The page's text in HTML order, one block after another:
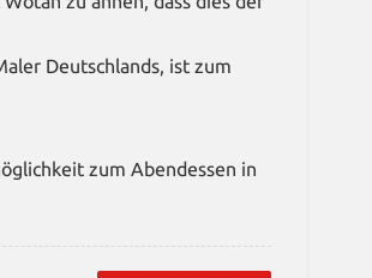
Deutschlands, ist zum
zum Abendessen in